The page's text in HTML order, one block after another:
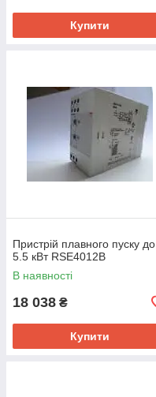
Купити
Пристрій плавного пуску до
5.5 кВт RSE4012B
В наявності
18 038 ₴
Купити